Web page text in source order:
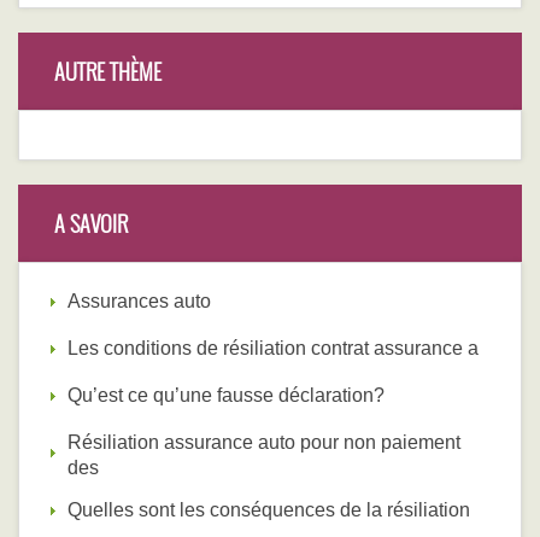
AUTRE THÈME
A SAVOIR
Assurances auto
Les conditions de résiliation contrat assurance a
Qu’est ce qu’une fausse déclaration?
Résiliation assurance auto pour non paiement
des
Quelles sont les conséquences de la résiliation